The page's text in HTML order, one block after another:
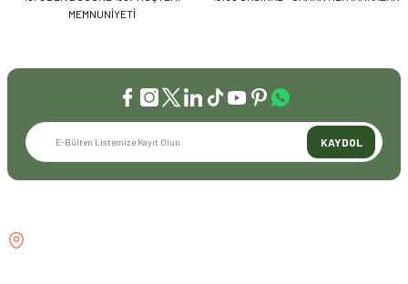
MEMNUNİYETİ
KAYDOL